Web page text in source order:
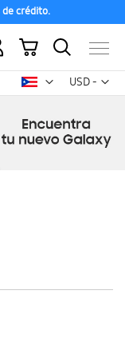
crédito.
USD -
dólar
Mi carrito